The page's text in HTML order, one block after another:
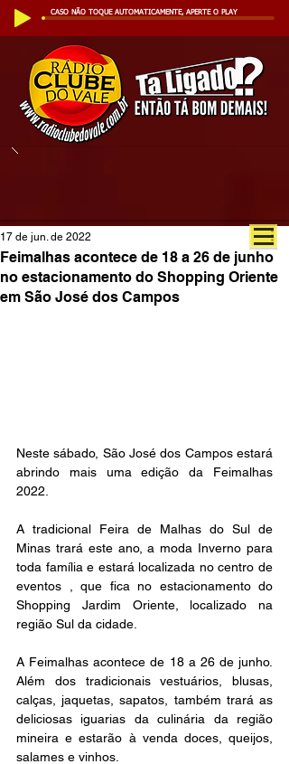
CASO NÃO TOQUE AUTOMATICAMENTE, APERTE O PLAY
Feimalhas acontece de 18 a 26 de junho
no estacionamento do Shopping Oriente
em São José dos Campos
17 de jun. de 2022
Neste sábado, São José dos Campos estará
abrindo mais uma edição da Feimalhas
2022.
A tradicional Feira de Malhas do Sul de
Minas trará este ano, a moda Inverno para
toda família e estará localizada no centro de
eventos , que fica no estacionamento do
Shopping Jardim Oriente, localizado na
região Sul da cidade.
A Feimalhas acontece de 18 a 26 de junho.
Além dos tradicionais vestuários, blusas,
calças, jaquetas, sapatos, também trará as
deliciosas iguarias da culinária da região
mineira e estarão à venda doces, queijos,
salames e vinhos.